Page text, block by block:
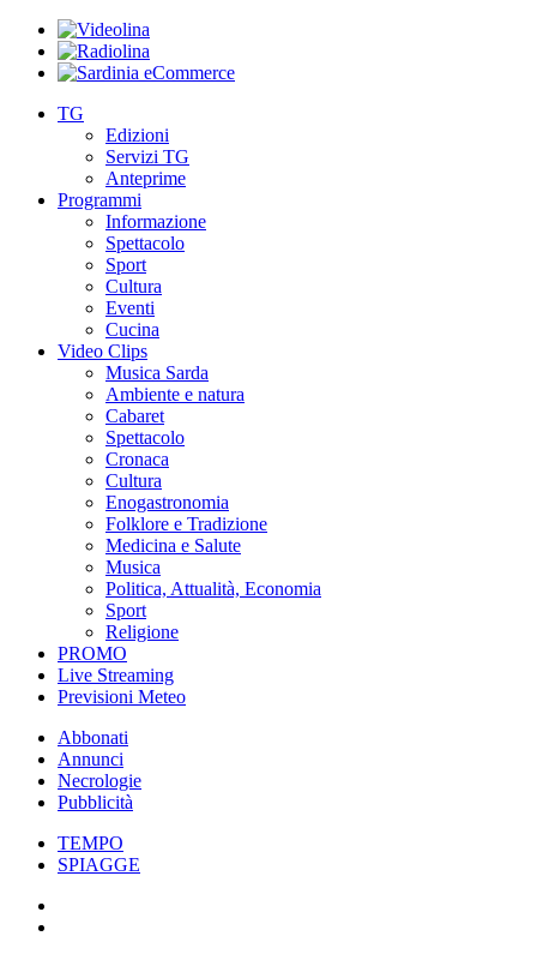
TG
Edizioni
Servizi TG
Anteprime
Programmi
Informazione
Spettacolo
Sport
Cultura
Eventi
Cucina
Video Clips
Musica Sarda
Ambiente e natura
Cabaret
Spettacolo
Cronaca
Cultura
Enogastronomia
Folklore e Tradizione
Medicina e Salute
Musica
Politica, Attualità, Economia
Sport
Religione
PROMO
Live Streaming
Previsioni Meteo
Abbonati
Annunci
Necrologie
Pubblicità
TEMPO
SPIAGGE